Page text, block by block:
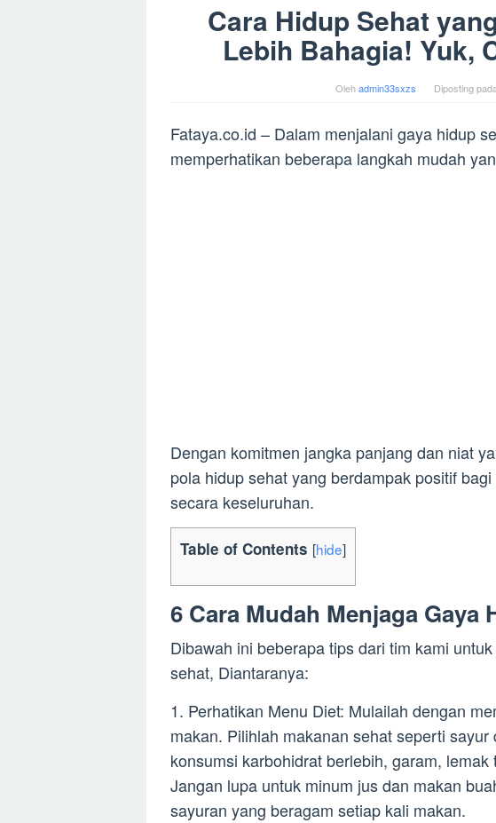
Cara Hidup Sehat
Lebih Bahagia! Yuk,
Olehadmin33sxzs Diposting pada
Fataya.co.id – Dalam menjalani gaya hidup
memperhatikan beberapa langkah mudah
Dengan komitmen jangka panjang dan niat
pola hidup sehat yang berdampak positif
secara keseluruhan.
Table of Contents [hide]
6 Cara Mudah Menjaga Gaya
Dibawah ini beberapa tips dari tim kami
sehat, Diantaranya:
1. Perhatikan Menu Diet: Mulailah dengan
makan. Pilihlah makanan sehat seperti
konsumsi karbohidrat berlebih, garam,
Jangan lupa untuk minum jus dan makan
sayuran yang beragam setiap kali makan.